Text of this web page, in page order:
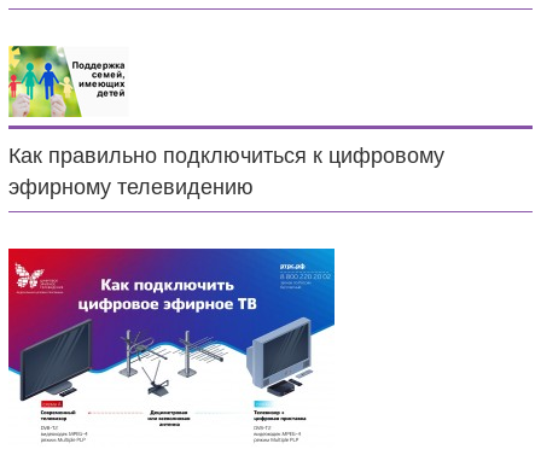
Как правильно подключиться к цифровому
эфирному телевидению